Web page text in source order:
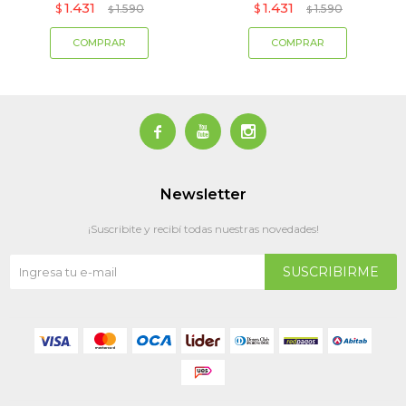
$ 1.431 $ 1.590 $ 1.431 $ 1.590
  
Newsletter
¡Suscribite y recibí todas nuestras novedades!
SUSCRIBIRME